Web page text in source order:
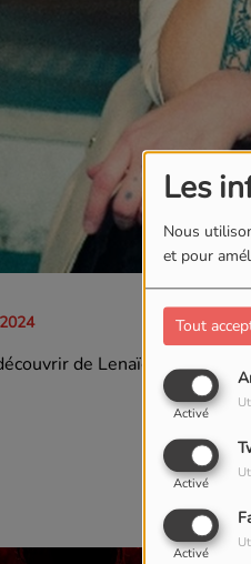
Les
Nous
et pour
Tout
Activé
Activé
Activé
de Lenaïg "Je ne